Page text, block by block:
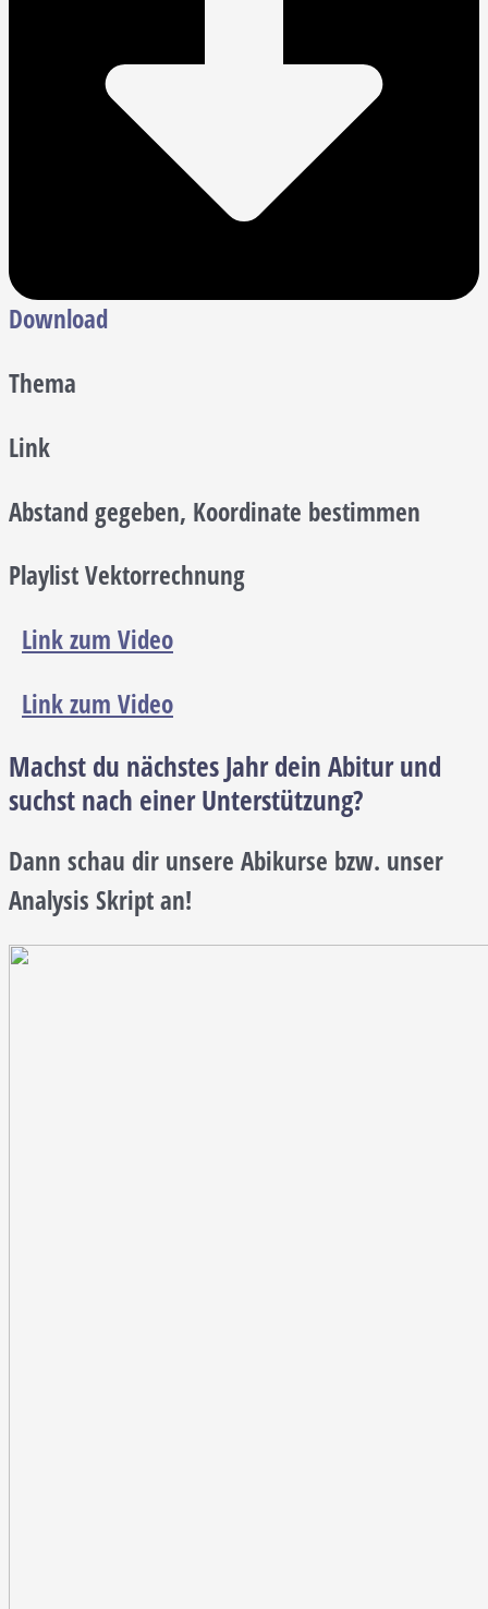
Download
Thema
Link
Abstand gegeben, Koordinate bestimmen
Playlist Vektorrechnung
Link zum Video
Link zum Video
Machst du nächstes Jahr dein Abitur und
suchst nach einer Unterstützung?
Dann schau dir unsere Abikurse bzw. unser
Analysis Skript an!